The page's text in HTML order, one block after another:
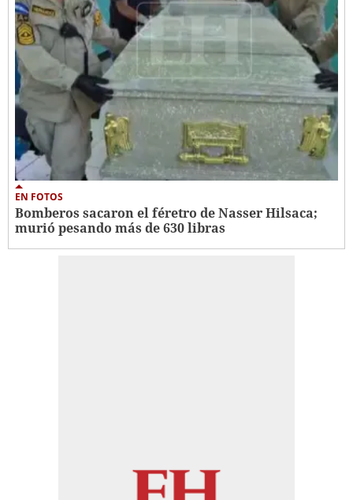
EN FOTOS
Bomberos sacaron el féretro de Nasser Hilsaca;
murió pesando más de 630 libras